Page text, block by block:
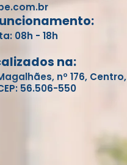
08h - 18h
na:
nº 176, Centro,
56.506-550